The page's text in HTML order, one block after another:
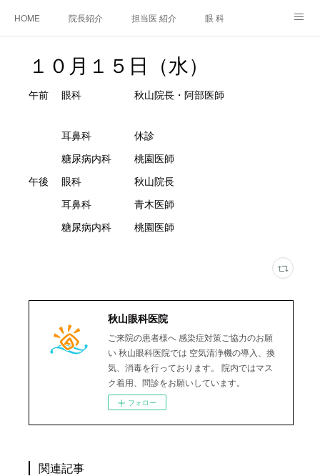
HOME 院長紹介 担当医 紹介 眼 科
アクセス ご相談・お問合せ 施設基準等及び掲示事項について
１０月１５日（水）
午前 眼科 秋山院長・阿部医師
耳鼻科 休診
糖尿病内科 桃園医師
午後 眼科 秋山院長
耳鼻科 青木医師
糖尿病内科 桃園医師
秋山眼科医院
ご来院の患者様へ 感染症対策ご協力のお願
い 秋山眼科医院では 空気清浄機の導入、換
気、消毒を行っております。 院内ではマス
ク着用、問診をお願いしています。
フォロー
関連記事